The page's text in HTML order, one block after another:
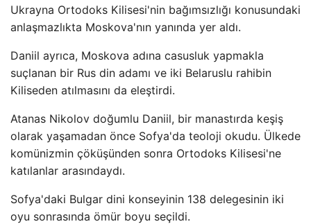
Ukrayna Ortodoks Kilisesi'nin bağımsızlığı konusundaki
anlaşmazlıkta Moskova'nın yanında yer aldı.
Daniil ayrıca, Moskova adına casusluk yapmakla
suçlanan bir Rus din adamı ve iki Belaruslu rahibin
Kiliseden atılmasını da eleştirdi.
Atanas Nikolov doğumlu Daniil, bir manastırda keşiş
olarak yaşamadan önce Sofya'da teoloji okudu. Ülkede
komünizmin çöküşünden sonra Ortodoks Kilisesi'ne
katılanlar arasındaydı.
Sofya'daki Bulgar dini konseyinin 138 delegesinin iki
oyu sonrasında ömür boyu seçildi.